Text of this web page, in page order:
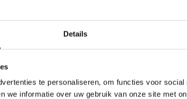
Details
te personaliseren, om functies voor social
we informatie over uw gebruik van onze site met
onderzoeken werknemers,
zzp’ers
worden werknemers en werkgevers in zorg en